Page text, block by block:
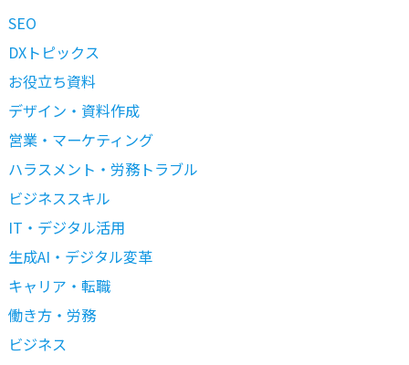
SEO
DXトピックス
お役立ち資料
デザイン・資料作成
営業・マーケティング
ハラスメント・労務トラブル
ビジネススキル
IT・デジタル活用
生成AI・デジタル変革
キャリア・転職
働き方・労務
ビジネス